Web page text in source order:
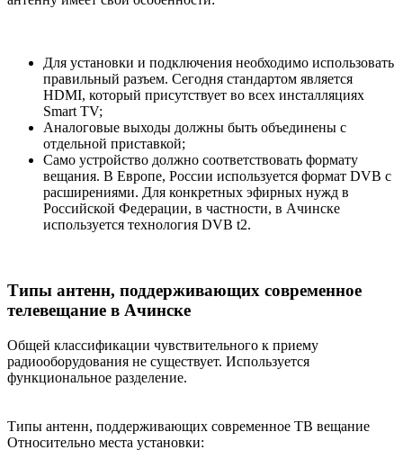
Для установки и подключения необходимо использовать
правильный разъем. Сегодня стандартом является
HDMI, который присутствует во всех инсталляциях
Smart TV;
Аналоговые выходы должны быть объединены с
отдельной приставкой;
Само устройство должно соответствовать формату
вещания. В Европе, России используется формат DVB с
расширениями. Для конкретных эфирных нужд в
Российской Федерации, в частности, в Ачинске
используется технология DVB t2.
Типы антенн, поддерживающих современное
телевещание в Ачинске
Общей классификации чувствительного к приему
радиооборудования не существует. Используется
функциональное разделение.
Типы антенн, поддерживающих современное ТВ вещание
Относительно места установки: